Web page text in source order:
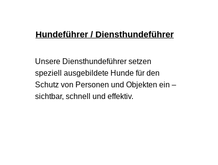
Hundeführer / Diensthundeführer
Unsere Diensthundeführer setzen
speziell ausgebildete Hunde für den
Schutz von Personen und Objekten ein –
sichtbar, schnell und effektiv.